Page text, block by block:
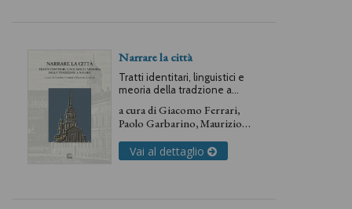
Narrare la città
Tratti identitari, linguistici e
meoria della tradzione a
a cura diGiacomo Ferrari,
Paolo Garbarino,Maurizio
Vai al dettaglio